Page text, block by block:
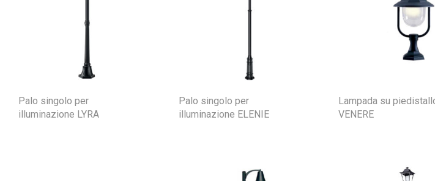
Palo singolo per
illuminazione LYRA
Palo singolo per
illuminazione ELENIE
Lampada su
VENERE